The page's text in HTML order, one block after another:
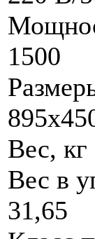
1500
Вес, кг
Вес в
31,65